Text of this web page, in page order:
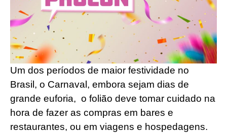
Um dos períodos de maior festividade no
Brasil, o Carnaval, embora sejam dias de
grande euforia, o folião deve tomar cuidado na
hora de fazer as compras em bares e
restaurantes, ou em viagens e hospedagens.